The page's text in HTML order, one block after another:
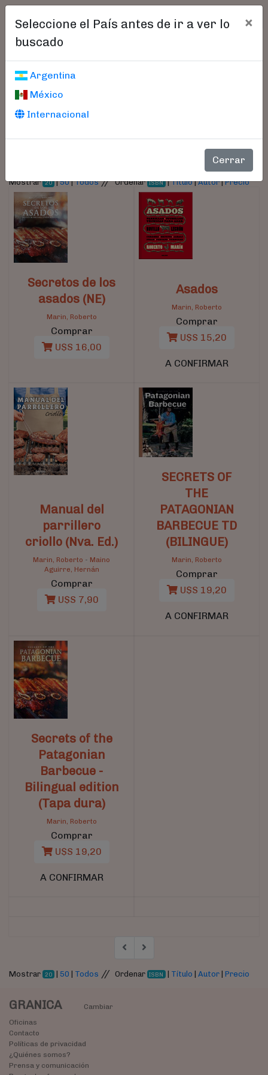
Seleccione el País antes de ir a ver lo
buscado
×
Argentina
México
Internacional
Cerrar
Libros encontrados
Parámetros
Mostrar 20 |50|Todos//Ordenar ISBN |Título|Autor|Precio
Secretos de los
asados (NE)
Marin, Roberto
Comprar
U$S 16,00
Asados
Marin, Roberto
Comprar
U$S 15,20
A CONFIRMAR
Manual del
parrillero
criollo (Nva. Ed.)
Marin, Roberto - Maino
Aguirre, Hernán
Comprar
U$S 7,90
SECRETS OF
THE
PATAGONIAN
BARBECUE TD
(BILINGUE)
Marin, Roberto
Comprar
U$S 19,20
A CONFIRMAR
Secrets of the
Patagonian
Barbecue -
Bilingual edition
(Tapa dura)
Marin, Roberto
Comprar
U$S 19,20
A CONFIRMAR
Mostrar 20 | 50 Todos // Ordenar ISBN Título |Autor |Precio
GRANICA
Cambiar
Oficinas
Contacto
Políticas de privacidad
¿Quiénes somos?
Prensa y comunicación